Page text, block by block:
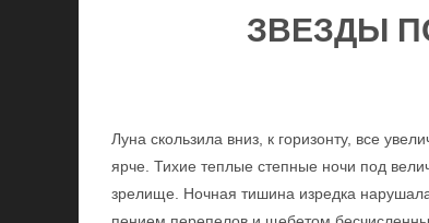
ЗВЕЗДЫ
Луна скользила вниз, к горизонту, все
ярче. Тихие теплые степные ночи под
зрелище. Ночная тишина изредка